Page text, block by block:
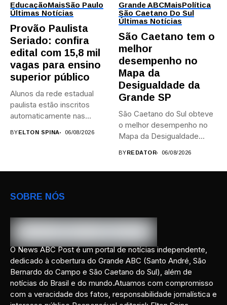
EducaçãoMaisSão Paulo
Últimas Notícias
Provão Paulista
Seriado: confira
edital com 15,8 mil
vagas para ensino
superior público
Alunos da rede estadual
paulista estão inscritos
automaticamente nas
BYELTON SPINA 06/08/2026
Grande ABCMaisPolítica
São Caetano Do Sul
Últimas Notícias
São Caetano tem o
melhor
desempenho no
Mapa da
Desigualdade da
Grande SP
São Caetano do Sul obteve
o melhor desempenho no
Mapa da Desigualdade...
BYREDATOR 06/08/2026
SOBRE NÓS
O News ABC Post é um portal de notícias independente,
dedicado à cobertura do Grande ABC (Santo André, São
Bernardo do Campo e São Caetano do Sul), além de
notícias do Brasil e do mundo.Atuamos com compromisso
com a veracidade dos fatos, responsabilidade jornalística e